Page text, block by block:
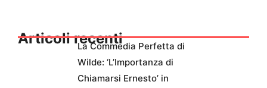
Articoli recentiLa Commedia Perfetta di
Wilde: ‘L’Importanza di
Chiamarsi Ernesto’ in